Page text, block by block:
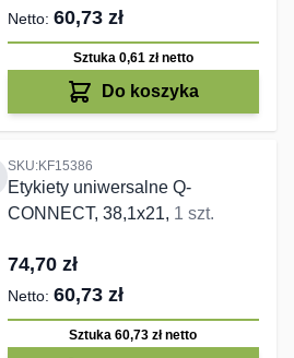
60,73 zł
Sztuka 0,61 złnetto
Do koszyka
SKU:KF15386
Etykiety uniwersalne Q-
CONNECT, 38,1x21, 1 szt.
74,70 zł
60,73 zł
Sztuka 60,73 złnetto